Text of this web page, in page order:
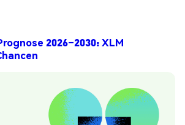
2026–2030: XLM